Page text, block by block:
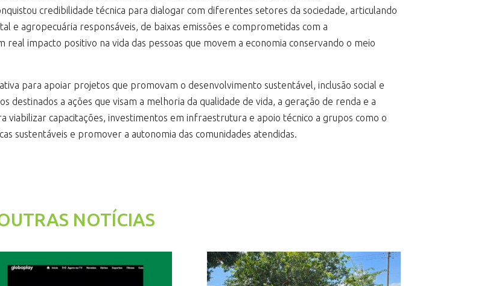
credibilidade técnica para dialogar com diferentes setores da sociedade, articulando
e agropecuária responsáveis, de baixas emissões e comprometidas com a
real impacto positivo na vida das pessoas que movem a economia conservando o meio
para apoiar projetos que promovam o desenvolvimento sustentável, inclusão social e
a ações que visam a melhoria da qualidade de vida, a geração de renda e a
capacitações, investimentos em infraestrutura e apoio técnico a grupos como o
sustentáveis e promover a autonomia das comunidades atendidas.
NOTÍCIAS